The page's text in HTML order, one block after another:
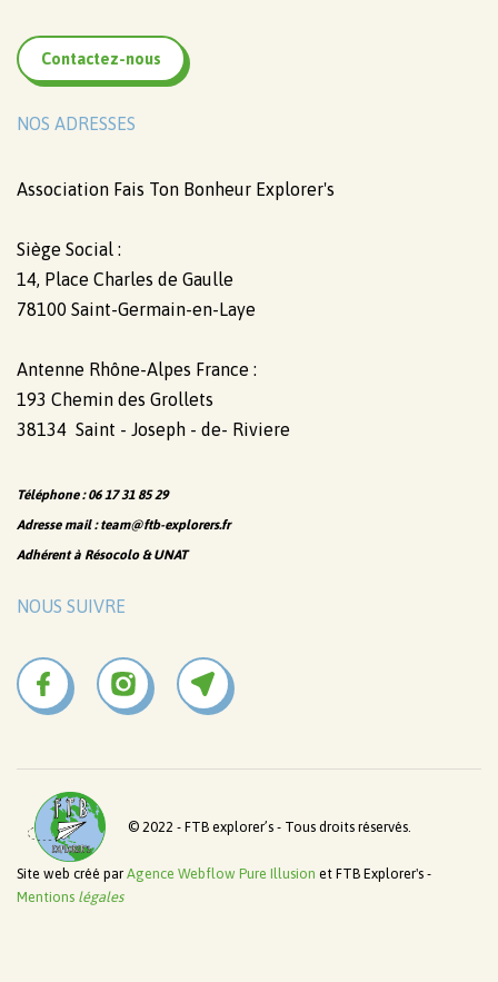
Contactez-nous
NOS ADRESSES
Association Fais Ton Bonheur Explorer's
Siège Social :
14, Place Charles de Gaulle
78100 Saint-Germain-en-Laye
Antenne Rhône-Alpes France :
193 Chemin des Grollets
38134 Saint - Joseph - de- Riviere
Téléphone : 06 17 31 85 29
Adresse mail : team@ftb-explorers.fr
Adhérent à Résocolo & UNAT
NOUS SUIVRE
© 2022 - FTB explorer’s - Tous droits réservés.
Site web créé par Agence Webflow Pure Illusion et FTB Explorer's -
Mentions légales